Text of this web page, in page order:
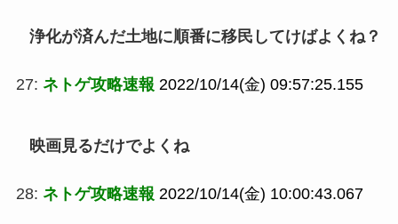
浄化が済んだ土地に順番に移民してけばよくね？
27: ネトゲ攻略速報 2022/10/14(金) 09:57:25.155
映画見るだけでよくね
28: ネトゲ攻略速報 2022/10/14(金) 10:00:43.067